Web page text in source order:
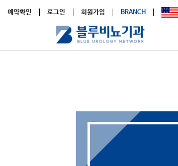
예약확인 로그인 회원가입 BRANCH